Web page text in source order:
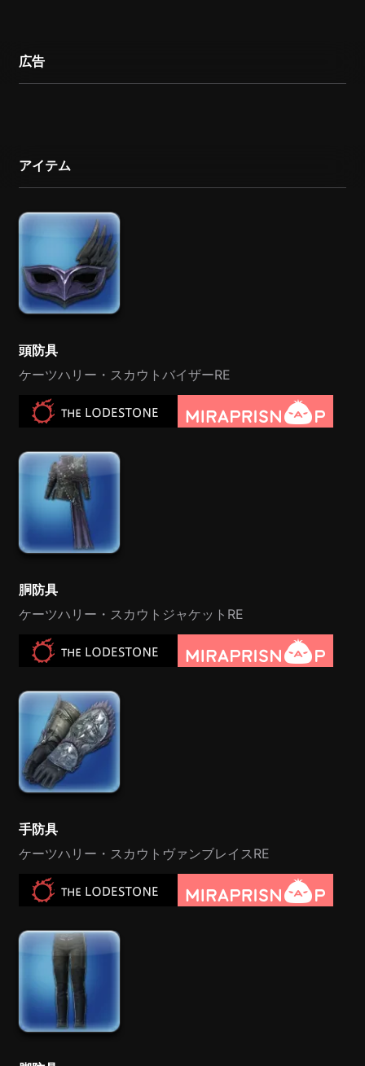
広告
アイテム
頭防具
ケーツハリー・スカウトバイザーRE
胴防具
ケーツハリー・スカウトジャケットRE
手防具
ケーツハリー・スカウトヴァンブレイスRE